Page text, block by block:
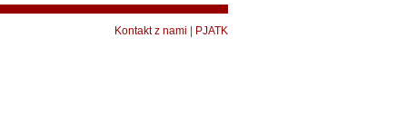
Kontakt z nami PJATK